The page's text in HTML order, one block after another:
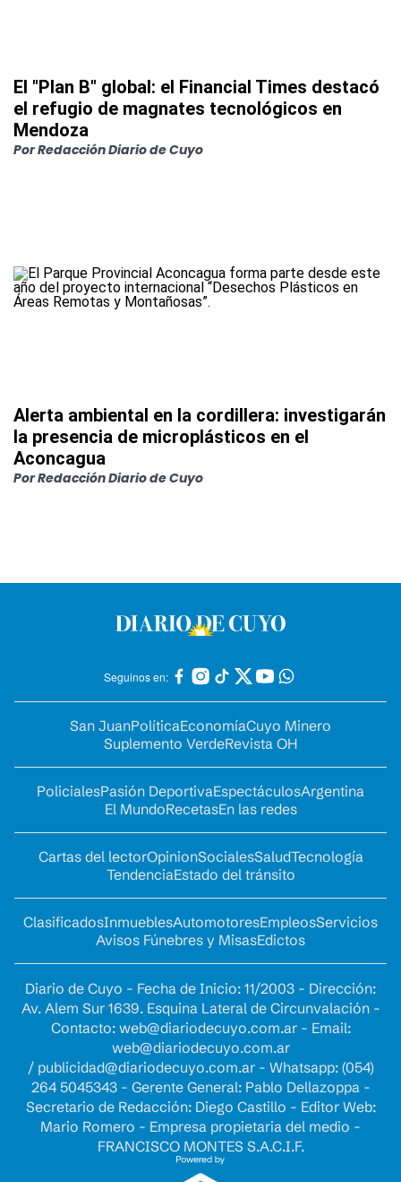
El "Plan B" global: el Financial Times destacó
el refugio de magnates tecnológicos en
Mendoza
PorRedacción Diario de Cuyo
Alerta ambiental en la cordillera: investigarán
la presencia de microplásticos en el
Aconcagua
PorRedacción Diario de Cuyo
Seguinos en:
San JuanPolíticaEconomíaCuyo Minero
Suplemento VerdeRevista OH
PolicialesPasión DeportivaEspectáculosArgentina
El MundoRecetasEn las redes
Cartas del lectorOpinionSocialesSaludTecnología
TendenciaEstado del tránsito
ClasificadosInmueblesAutomotoresEmpleosServicios
Avisos Fúnebres y MisasEdictos
Diario de Cuyo - Fecha de Inicio: 11/2003 - Dirección:
Av. Alem Sur 1639. Esquina Lateral de Circunvalación -
Contacto: web@diariodecuyo.com.ar- Email:
web@diariodecuyo.com.ar
/ publicidad@diariodecuyo.com.ar- Whatsapp: (054)
264 5045343 - Gerente General: Pablo Dellazoppa -
Secretario de Redacción: Diego Castillo - Editor Web:
Mario Romero - Empresa propietaria del medio -
FRANCISCO MONTES S.A.C.I.F.